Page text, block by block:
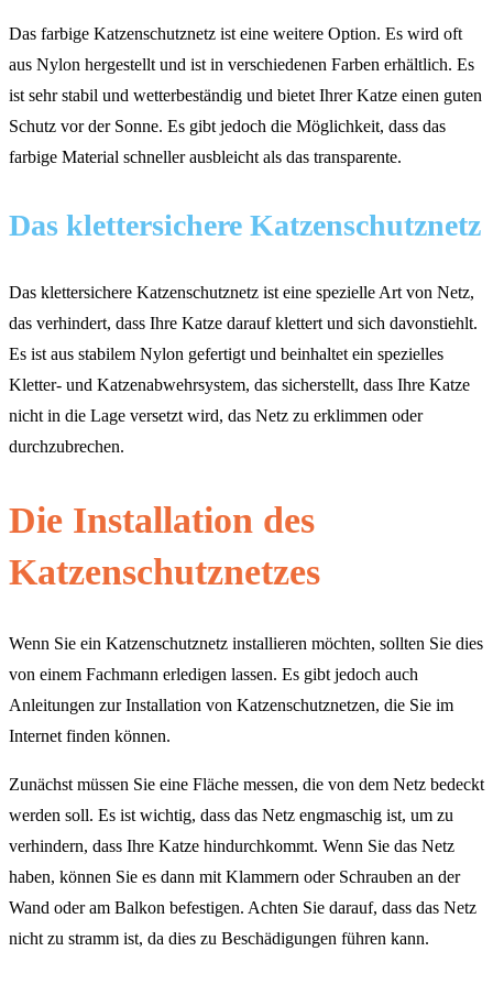
Das farbige Katzenschutznetz ist eine weitere Option. Es wird oft
aus Nylon hergestellt und ist in verschiedenen Farben erhältlich. Es
ist sehr stabil und wetterbeständig und bietet Ihrer Katze einen guten
Schutz vor der Sonne. Es gibt jedoch die Möglichkeit, dass das
farbige Material schneller ausbleicht als das transparente.
Das klettersichere Katzenschutznetz
Das klettersichere Katzenschutznetz ist eine spezielle Art von Netz,
das verhindert, dass Ihre Katze darauf klettert und sich davonstiehlt.
Es ist aus stabilem Nylon gefertigt und beinhaltet ein spezielles
Kletter- und Katzenabwehrsystem, das sicherstellt, dass Ihre Katze
nicht in die Lage versetzt wird, das Netz zu erklimmen oder
durchzubrechen.
Die Installation des
Katzenschutznetzes
Wenn Sie ein Katzenschutznetz installieren möchten, sollten Sie dies
von einem Fachmann erledigen lassen. Es gibt jedoch auch
Anleitungen zur Installation von Katzenschutznetzen, die Sie im
Internet finden können.
Zunächst müssen Sie eine Fläche messen, die von dem Netz bedeckt
werden soll. Es ist wichtig, dass das Netz engmaschig ist, um zu
verhindern, dass Ihre Katze hindurchkommt. Wenn Sie das Netz
haben, können Sie es dann mit Klammern oder Schrauben an der
Wand oder am Balkon befestigen. Achten Sie darauf, dass das Netz
nicht zu stramm ist, da dies zu Beschädigungen führen kann.